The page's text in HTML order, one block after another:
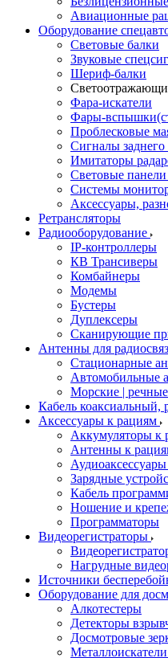
Авиационные
Оборудование
Световые балки
Звуковые
Шериф-балки
Фара-искатели
Фары-
Проблесковые
Сигналы заднего
Имитаторы
Световые панели
Системы
Аксессуары,
Ретрансляторы
Радиооборудование
IP-контроллеры
КВ Трансиверы
Комбайнеры
Модемы
Бустеры
Дуплексеры
Сканирующие
Антенны для
Стационарные
Автомобильные
Морские |
Кабель коаксиальный,
Аксессуары к рациям
Аккумуляторы к
Антенны к
Зарядные
Кабель
Ношение и
Программаторы
Видеорегистраторы
Нагрудные
Источники
Оборудование для
Алкотестеры
Детекторы
Досмотровые